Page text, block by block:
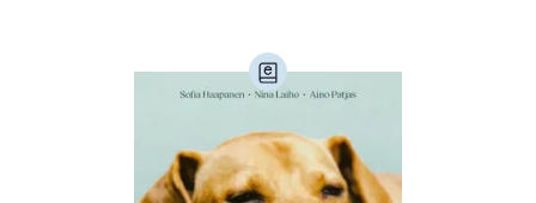
Armastusromaanid (292)
Biograafiad (228)